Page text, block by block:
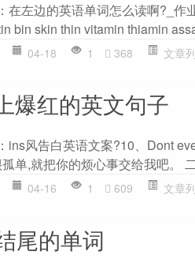
在左边的英语单词怎么读啊?_作
bin skin thin vitamin thiamin
04-18 1 368 文章
爆红的英文句子
ins风告白英语文案?10、Dont
单,就把你的烦心事交给我吧。
04-16 1 609 文章
尾的单词